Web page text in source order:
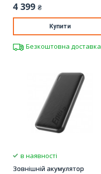
4 399 ₴
Купити
Безкоштовна доставка
в наявності
Зовнішній акумулятор